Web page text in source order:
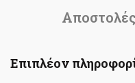
Επιπλέον